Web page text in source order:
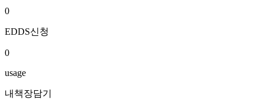
0
EDDS신청
0
usage
내책장담기